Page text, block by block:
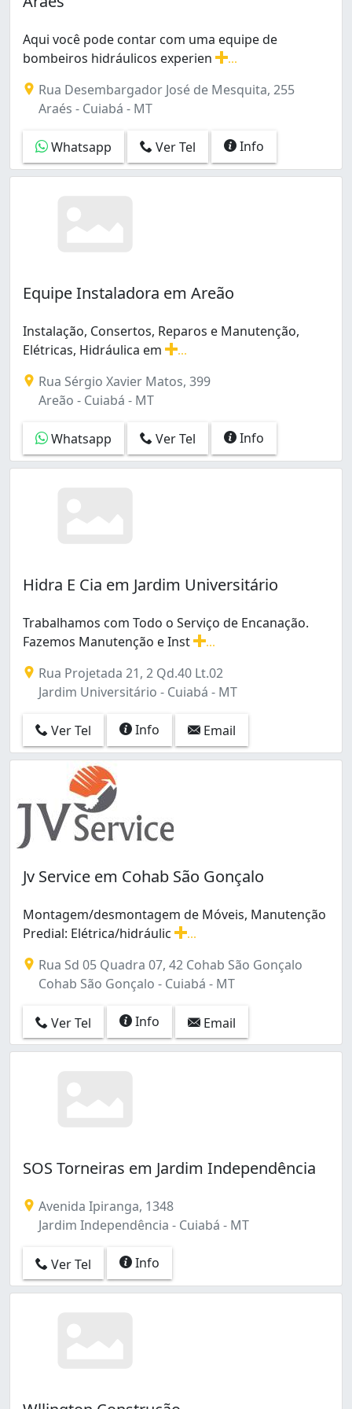
Aqui você pode contar com uma equipe de
bombeiros hidráulicos experien
Rua Desembargador José de Mesquita, 255
Araés - Cuiabá - MT
Whatsapp Ver Tel Info
Equipe Instaladora em Areão
Instalação, Consertos, Reparos e Manutenção,
Elétricas, Hidráulica em
Rua Sérgio Xavier Matos, 399
Areão - Cuiabá - MT
Whatsapp Ver Tel Info
Hidra E Cia em Jardim Universitário
Trabalhamos com Todo o Serviço de Encanação.
Fazemos Manutenção e Inst
Rua Projetada 21, 2 Qd.40 Lt.02
Jardim Universitário - Cuiabá - MT
Ver Tel Info Email
Jv Service em Cohab São Gonçalo
Montagem/desmontagem de Móveis, Manutenção
Predial: Elétrica/hidráulic
Rua Sd 05 Quadra 07, 42 Cohab São Gonçalo
Cohab São Gonçalo - Cuiabá - MT
Ver Tel Info Email
SOS Torneiras em Jardim Independência
Avenida Ipiranga, 1348
Jardim Independência - Cuiabá - MT
Ver Tel Info